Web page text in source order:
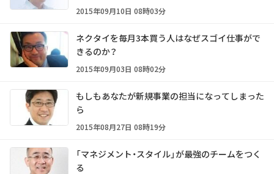
2015年09月10日 08時03分
ネクタイを毎月3本買う人はなぜスゴイ仕事がで
きるのか？
2015年09月03日 08時02分
もしもあなたが新規事業の担当になってしまった
ら
2015年08月27日 08時19分
「マネジメント・スタイル」が最強のチームをつく
る